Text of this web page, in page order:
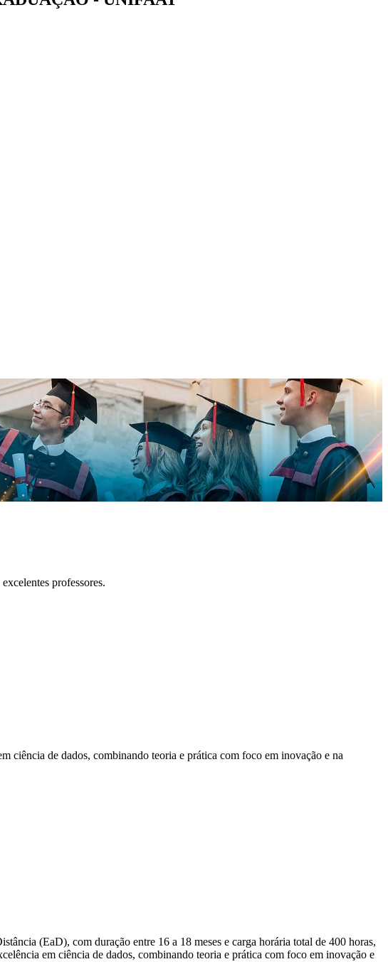
professores.
ciência de dados, combinando teoria e prática com foco em inovação e na
(EaD), com duração entre 16 a 18 meses e carga horária total de 400 horas,
em ciência de dados, combinando teoria e prática com foco em inovação e